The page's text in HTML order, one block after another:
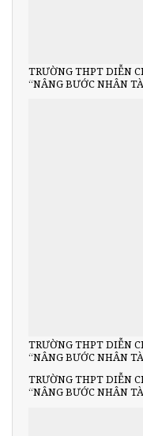
TRƯỜNG THPT DIỄN
“NÂNG BƯỚC NHÂN
TRƯỜNG THPT DIỄN
“NÂNG BƯỚC NHÂN
TRƯỜNG THPT DIỄN
“NÂNG BƯỚC NHÂN